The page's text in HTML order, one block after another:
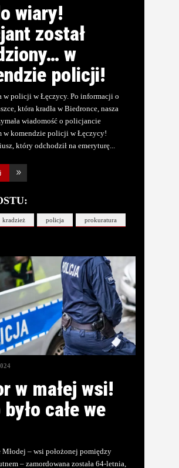
wiary!
został
w
policji!
w policji w Łęczycy. Po informacji o
która kradła w Biedronce, nasza
wiadomość o policjancie
w komendzie policji w Łęczycy!
który odchodził na emeryturę
kradzież policja prokuratura
w małej wsi!
było całe we
Młodej – wsi położonej pomiędzy
– zamordowana została 64-letnia,